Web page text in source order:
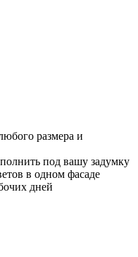
размера и
под вашу задумку
в одном фасаде
дней